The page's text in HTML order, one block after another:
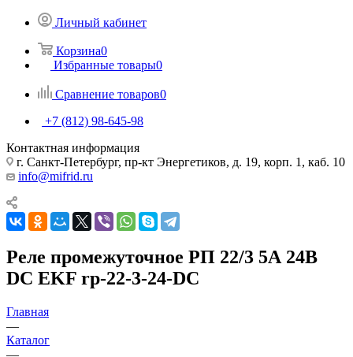
Личный кабинет
Корзина0
Избранные товары0
Сравнение товаров0
+7 (812) 98-645-98
Контактная информация
г. Санкт-Петербург, пр-кт Энергетиков, д. 19, корп. 1, каб. 10
info@mifrid.ru
Реле промежуточное РП 22/3 5А 24В
DC EKF rp-22-3-24-DC
Главная
—
Каталог
—